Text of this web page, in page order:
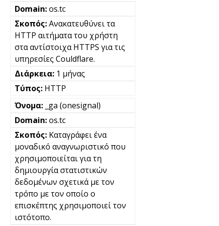
os.tc
Ανακατευθύνει τα
HTTP αιτήματα του χρήστη
στα αντίστοιχα HTTPS για τις
υπηρεσίες Couldflare.
1 μήνας
HTTP
_ga (onesignal)
os.tc
Καταγράφει ένα
μοναδικό αναγνωριστικό που
χρησιμοποιείται για τη
δημιουργία στατιστικών
δεδομένων σχετικά με τον
τρόπο με τον οποίο ο
επισκέπτης χρησιμοποιεί τον
ιστότοπο.